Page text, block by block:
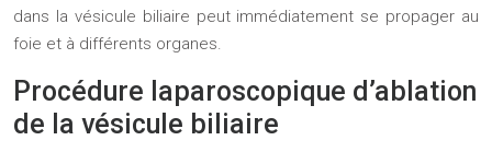
dans la vésicule biliaire peut immédiatement se propager au
foie et à différents organes.
Procédure laparoscopique d’ablation
de la vésicule biliaire